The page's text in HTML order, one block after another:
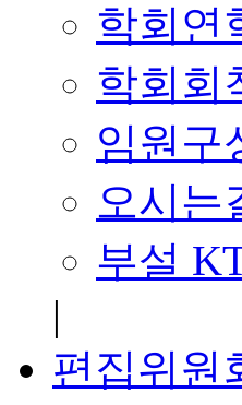
학회연
학회회
임원구
오시는
부설
|
편집위원